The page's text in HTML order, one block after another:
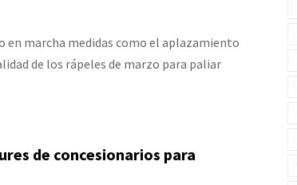
en marcha medidas como el aplazamiento
de los rápeles de marzo para paliar
de concesionarios para